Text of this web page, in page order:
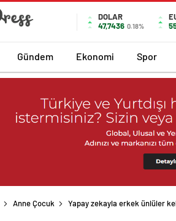
DOLAR
47,7436 0.18%
Gündem Ekonomi Spor
Anne Çocuk
Yapay zekayla erkek ünlüler